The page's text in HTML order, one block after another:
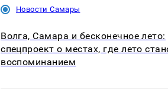
Новости Самары
Волга, Самара и бесконечное лето:
спецпроект о местах, где лето
воспоминанием